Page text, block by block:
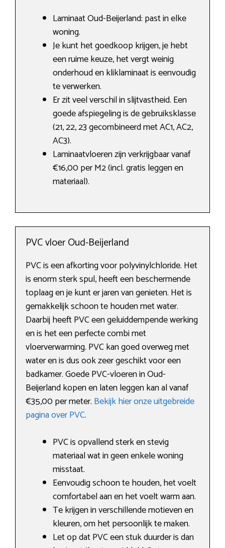
Laminaat Oud-Beijerland: past in elke
woning.
Je kunt het goedkoop krijgen, je hebt
een ruime keuze, het vergt weinig
onderhoud en kliklaminaat is eenvoudig
te verwerken.
Er zit veel verschil in slijtvastheid. Een
goede afspiegeling is de gebruiksklasse
(21, 22, 23 gecombineerd met AC1, AC2,
AC3).
Laminaatvloeren zijn verkrijgbaar vanaf
€16,00 per M2 (incl. gratis leggen en
materiaal).
PVC vloer Oud-Beijerland
PVC is een afkorting voor polyvinylchloride. Het
is enorm sterk spul, heeft een beschermende
toplaag en je kunt er jaren van genieten. Het is
gemakkelijk schoon te houden met water.
Daarbij heeft PVC een geluiddempende werking
en is het een perfecte combi met
vloerverwarming. PVC kan goed overweg met
water en is dus ook zeer geschikt voor een
badkamer. Goede PVC-vloeren in Oud-
Beijerland kopen en laten leggen kan al vanaf
€35,00 per meter. Bekijk hier onze uitgebreide
pagina over PVC.
PVC is opvallend sterk en stevig
materiaal wat in geen enkele woning
misstaat.
Eenvoudig schoon te houden, het voelt
comfortabel aan en het voelt warm aan.
Te krijgen in verschillende motieven en
kleuren, om het persoonlijk te maken.
Let op dat PVC een stuk duurder is dan